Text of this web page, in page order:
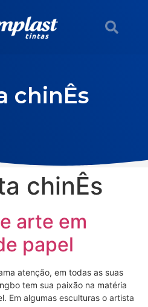
chinÊs
chinÊs
arte em
papel
atenção, em todas as suas
tem sua paixão na matéria
Em algumas esculturas o artista